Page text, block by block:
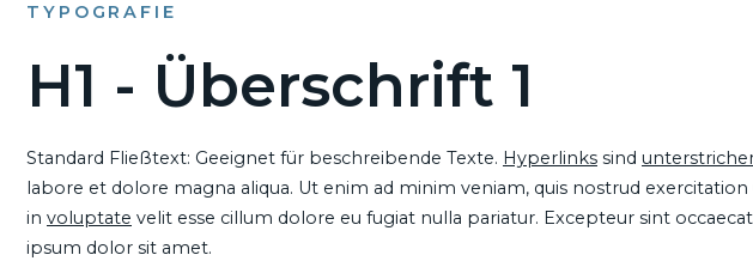
TYPOGRAFIE
H1 - Überschrift 1
Standard Fließtext: Geeignet für beschreibende Texte. Hyperlinks sind
labore et dolore magna aliqua. Ut enim ad minim veniam, quis nostrud
in voluptate velit esse cillum dolore eu fugiat nulla pariatur. Excepteur sint
ipsum dolor sit amet.